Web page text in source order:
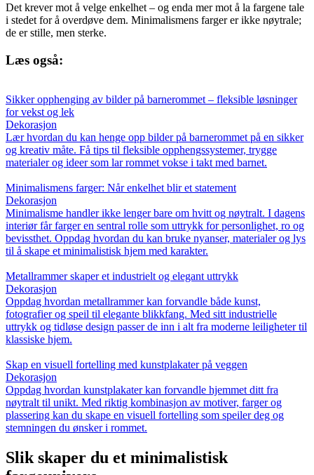
Det krever mot å velge enkelhet – og enda mer mot å la fargene tale
i stedet for å overdøve dem. Minimalismens farger er ikke nøytrale;
de er stille, men sterke.
Læs også:
Sikker opphenging av bilder på barnerommet – fleksible løsninger
for vekst og lek
Dekorasjon
Lær hvordan du kan henge opp bilder på barnerommet på en sikker
og kreativ måte. Få tips til fleksible opphengssystemer, trygge
materialer og ideer som lar rommet vokse i takt med barnet.
Minimalismens farger: Når enkelhet blir et statement
Dekorasjon
Minimalisme handler ikke lenger bare om hvitt og nøytralt. I dagens
interiør får farger en sentral rolle som uttrykk for personlighet, ro og
bevissthet. Oppdag hvordan du kan bruke nyanser, materialer og lys
til å skape et minimalistisk hjem med karakter.
Metallrammer skaper et industrielt og elegant uttrykk
Dekorasjon
Oppdag hvordan metallrammer kan forvandle både kunst,
fotografier og speil til elegante blikkfang. Med sitt industrielle
uttrykk og tidløse design passer de inn i alt fra moderne leiligheter til
klassiske hjem.
Skap en visuell fortelling med kunstplakater på veggen
Dekorasjon
Oppdag hvordan kunstplakater kan forvandle hjemmet ditt fra
nøytralt til unikt. Med riktig kombinasjon av motiver, farger og
plassering kan du skape en visuell fortelling som speiler deg og
stemningen du ønsker i rommet.
Slik skaper du et minimalistisk